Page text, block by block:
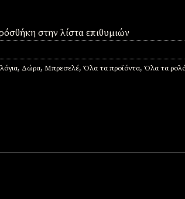
στην λίστα επιθυμιών
, Δώρα, Μπρεσελέ, Όλα τα προϊόντα, Όλα τα